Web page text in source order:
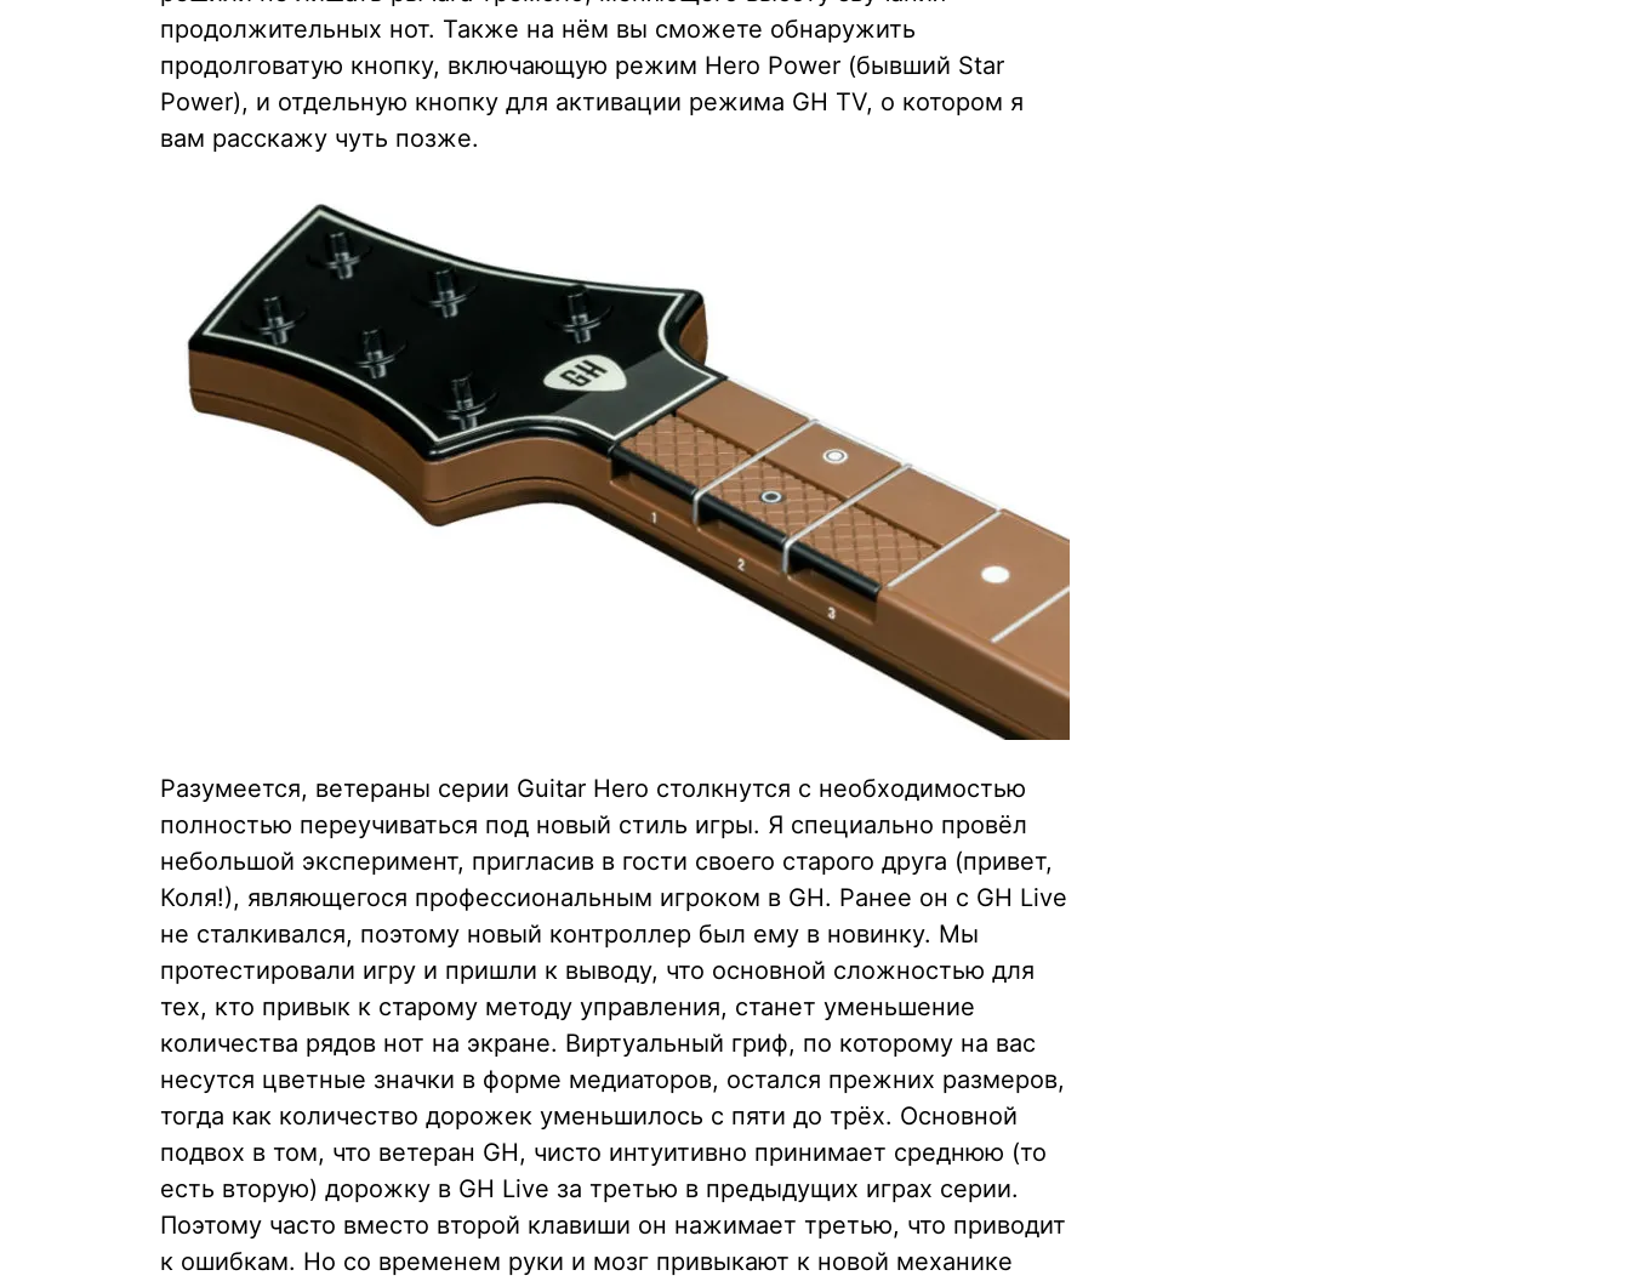
продолжительных нот. Также на нём вы сможете обнаружить
продолговатую кнопку, включающую режим Hero Power (бывший Star
Power), и отдельную кнопку для активации режима GH TV, о котором я
вам расскажу чуть позже.
Разумеется, ветераны серии Guitar Hero столкнутся с необходимостью
полностью переучиваться под новый стиль игры. Я специально провёл
небольшой эксперимент, пригласив в гости своего старого друга (привет,
Коля!), являющегося профессиональным игроком в GH. Ранее он с GH Live
не сталкивался, поэтому новый контроллер был ему в новинку. Мы
протестировали игру и пришли к выводу, что основной сложностью для
тех, кто привык к старому методу управления, станет уменьшение
количества рядов нот на экране. Виртуальный гриф, по которому на вас
несутся цветные значки в форме медиаторов, остался прежних размеров,
тогда как количество дорожек уменьшилось с пяти до трёх. Основной
подвох в том, что ветеран GH, чисто интуитивно принимает среднюю (то
есть вторую) дорожку в GH Live за третью в предыдущих играх серии.
Поэтому часто вместо второй клавиши он нажимает третью, что приводит
к ошибкам. Но со временем руки и мозг привыкают к новой механике